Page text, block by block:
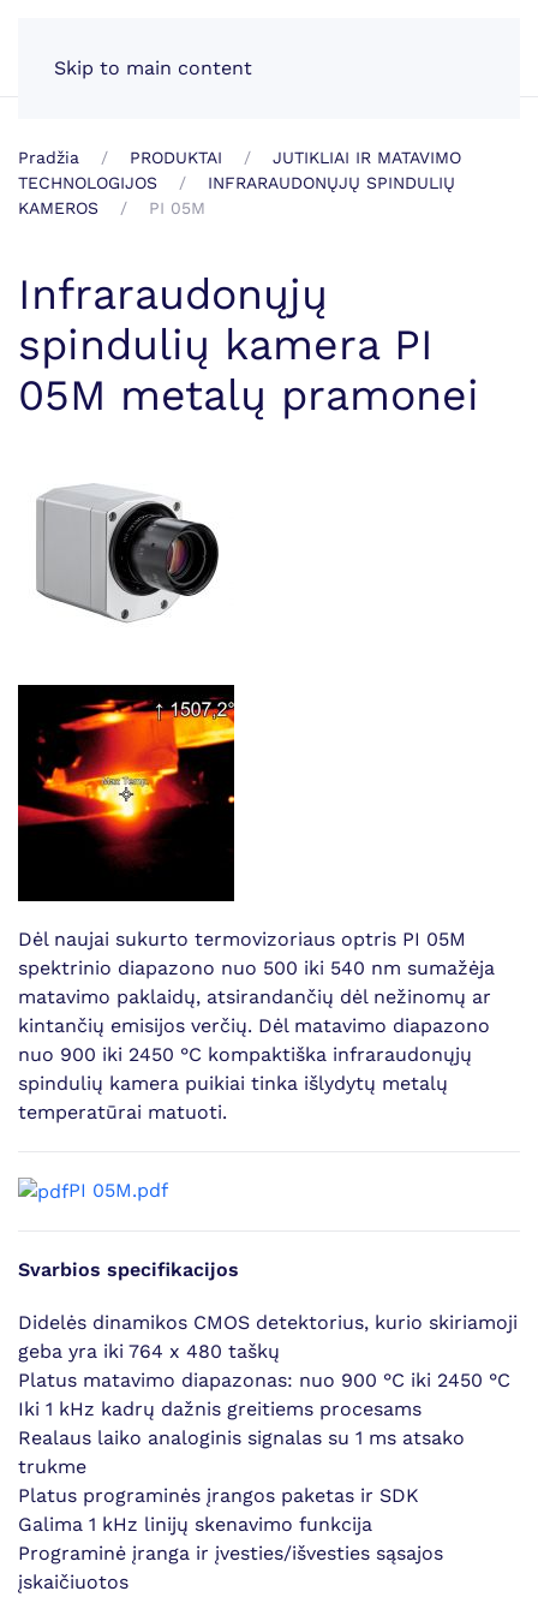
Skip to main content
Pradžia PRODUKTAI
JUTIKLIAI IR MATAVIMO
TECHNOLOGIJOS
INFRARAUDONŲJŲ SPINDULIŲ
KAMEROS
PI 05M
Infraraudonųjų
spindulių kamera PI
05M metalų pramonei
Dėl naujai sukurto termovizoriaus optris PI 05M
spektrinio diapazono nuo 500 iki 540 nm sumažėja
matavimo paklaidų, atsirandančių dėl nežinomų ar
kintančių emisijos verčių. Dėl matavimo diapazono
nuo 900 iki 2450 °C kompaktiška infraraudonųjų
spindulių kamera puikiai tinka išlydytų metalų
temperatūrai matuoti.
PI 05M.pdf
Svarbios specifikacijos
Didelės dinamikos CMOS detektorius, kurio skiriamoji
geba yra iki 764 x 480 taškų
Platus matavimo diapazonas: nuo 900 °C iki 2450 °C
Iki 1 kHz kadrų dažnis greitiems procesams
Realaus laiko analoginis signalas su 1 ms atsako
trukme
Platus programinės įrangos paketas ir SDK
Galima 1 kHz linijų skenavimo funkcija
Programinė įranga ir įvesties/išvesties sąsajos
įskaičiuotos